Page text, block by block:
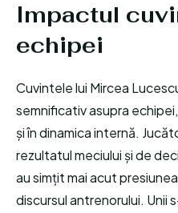
Impactul
echipei
Cuvintele lui Mircea
semnificativ asupra
și în dinamica internă.
rezultatul meciului și de
au simțit mai acut
discursul antrenorului. Unii